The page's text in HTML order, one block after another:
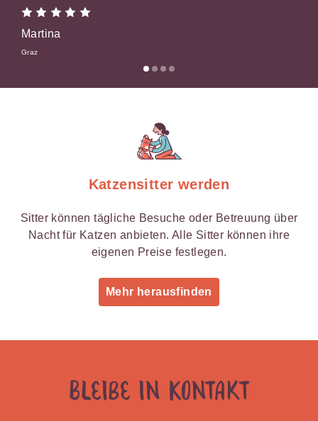
Martina
Graz
Katzensitter werden
Sitter können tägliche Besuche oder Betreuung über
Nacht für Katzen anbieten. Alle Sitter können ihre
eigenen Preise festlegen.
Mehr herausfinden
Bleibe in Kontakt